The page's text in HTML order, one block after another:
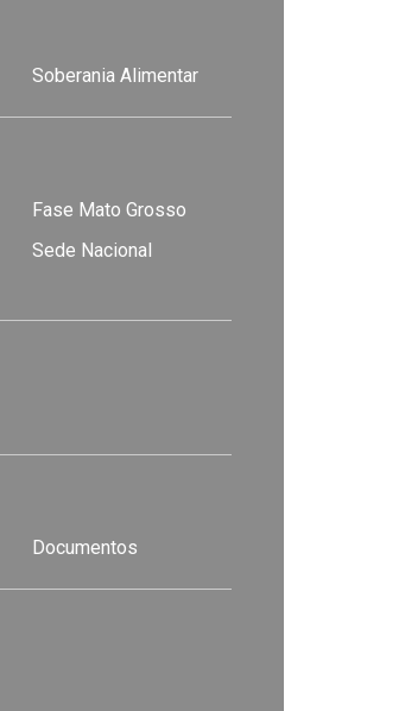
Soberania Alimentar
Fase Mato Grosso
Sede Nacional
Documentos